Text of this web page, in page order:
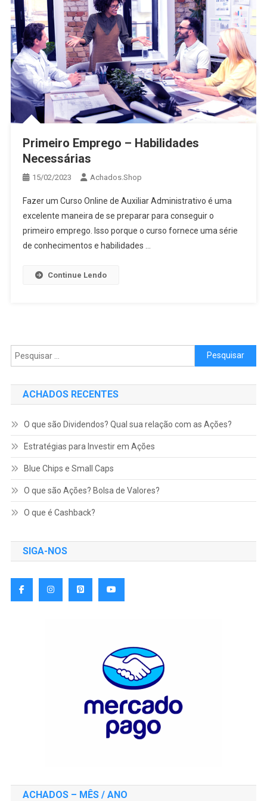
Primeiro Emprego – Habilidades
Necessárias
15/02/2023 Achados.Shop
Fazer um Curso Online de Auxiliar Administrativo é uma
excelente maneira de se preparar para conseguir o
primeiro emprego. Isso porque o curso fornece uma série
de conhecimentos e habilidades …
Continue Lendo
Pesquisar por:
ACHADOS RECENTES
O que são Dividendos? Qual sua relação com as Ações?
Estratégias para Investir em Ações
Blue Chips e Small Caps
O que são Ações? Bolsa de Valores?
O que é Cashback?
SIGA-NOS
ACHADOS – MÊS / ANO